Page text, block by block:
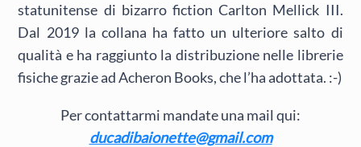
statunitense di bizarro fiction Carlton Mellick III.
Dal 2019 la collana ha fatto un ulteriore salto di
qualità e ha raggiunto la distribuzione nelle librerie
fisiche grazie ad Acheron Books, che l’ha adottata. :-)
Per contattarmi mandate una mail qui:
ducadibaionette@gmail.com